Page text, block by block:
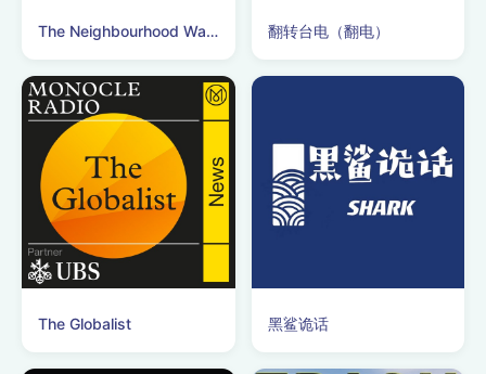
The Neighbourhood Watch Podcast 翻转台电（翻电）
The Globalist 黑鲨诡话